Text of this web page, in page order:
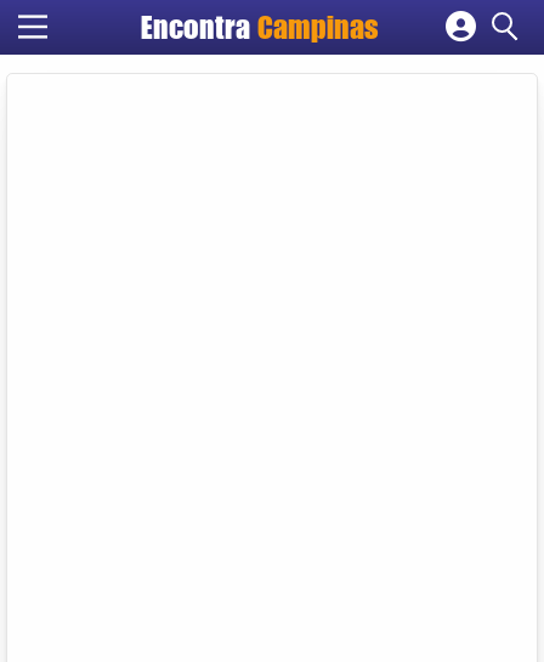
Encontra Campinas
Cadastrar empresa